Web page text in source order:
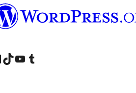
account
LinkedIn account
Visit our TikTok account
Visit our YouTube channel
Visit our Tumblr account